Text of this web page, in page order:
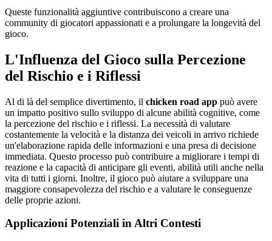
Queste funzionalità aggiuntive contribuiscono a creare una
community di giocatori appassionati e a prolungare la longevità del
gioco.
L'Influenza del Gioco sulla Percezione
del Rischio e i Riflessi
Al di là del semplice divertimento, il chicken road app può avere
un impatto positivo sullo sviluppo di alcune abilità cognitive, come
la percezione del rischio e i riflessi. La necessità di valutare
costantemente la velocità e la distanza dei veicoli in arrivo richiede
un'elaborazione rapida delle informazioni e una presa di decisione
immediata. Questo processo può contribuire a migliorare i tempi di
reazione e la capacità di anticipare gli eventi, abilità utili anche nella
vita di tutti i giorni. Inoltre, il gioco può aiutare a sviluppare una
maggiore consapevolezza del rischio e a valutare le conseguenze
delle proprie azioni.
Applicazioni Potenziali in Altri Contesti